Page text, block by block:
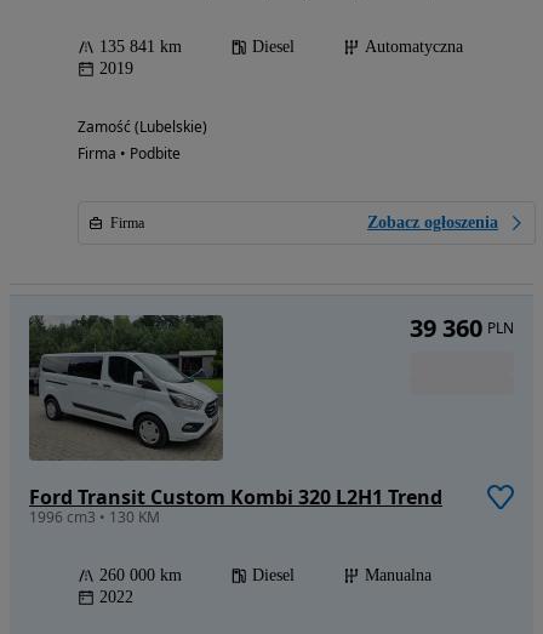
135 841 km Diesel
Automatyczna
2019
Zamość (Lubelskie)
Firma • Podbite
Firma Zobacz ogłoszenia
Ford Transit Custom Kombi 320 L2H1 Trend
1996 cm3 • 130 KM
260 000 km Diesel
Manualna
2022
39 360 PLN